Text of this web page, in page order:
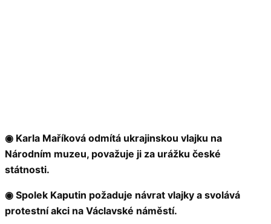
◉ Karla Maříková odmítá ukrajinskou vlajku na
Národním muzeu, považuje ji za urážku české
státnosti.
◉ Spolek Kaputin požaduje návrat vlajky a svolává
protestní akci na Václavské náměstí.